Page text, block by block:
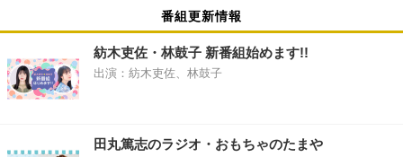
番組更新情報
紡木吏佐・林鼓子 新番組始めます!!
出演：紡木吏佐、林鼓子
田丸篤志のラジオ・おもちゃのたまや